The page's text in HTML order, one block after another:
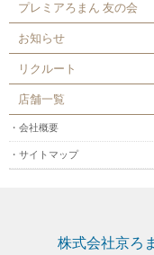
プレミアろまん 友の会
お知らせ
リクルート
店舗一覧
会社概要
サイトマップ
株式会社京ろ